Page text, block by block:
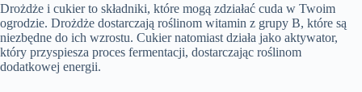
Drożdże i cukier to składniki, które mogą zdziałać cuda w Twoim
ogrodzie. Drożdże dostarczają roślinom witamin z grupy B, które są
niezbędne do ich wzrostu. Cukier natomiast działa jako aktywator,
który przyspiesza proces fermentacji, dostarczając roślinom
dodatkowej energii.